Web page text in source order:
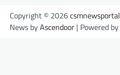
Copyright © 2026csmnewsportal
News byAscendoor | Powered by